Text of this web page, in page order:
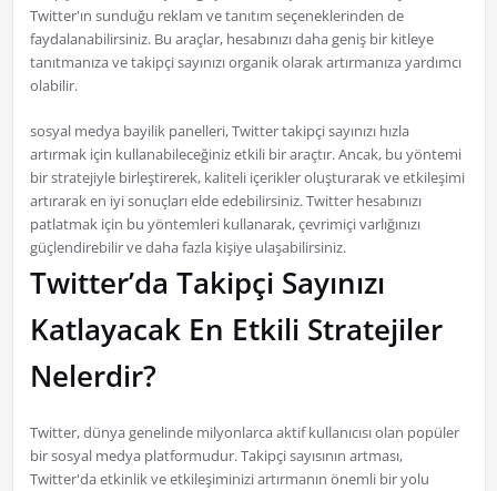
Twitter'ın sunduğu reklam ve tanıtım seçeneklerinden de
faydalanabilirsiniz. Bu araçlar, hesabınızı daha geniş bir kitleye
tanıtmanıza ve takipçi sayınızı organik olarak artırmanıza yardımcı
olabilir.
sosyal medya bayilik panelleri, Twitter takipçi sayınızı hızla
artırmak için kullanabileceğiniz etkili bir araçtır. Ancak, bu yöntemi
bir stratejiyle birleştirerek, kaliteli içerikler oluşturarak ve etkileşimi
artırarak en iyi sonuçları elde edebilirsiniz. Twitter hesabınızı
patlatmak için bu yöntemleri kullanarak, çevrimiçi varlığınızı
güçlendirebilir ve daha fazla kişiye ulaşabilirsiniz.
Twitter’da Takipçi Sayınızı
Katlayacak En Etkili Stratejiler
Nelerdir?
Twitter, dünya genelinde milyonlarca aktif kullanıcısı olan popüler
bir sosyal medya platformudur. Takipçi sayısının artması,
Twitter'da etkinlik ve etkileşiminizi artırmanın önemli bir yolu